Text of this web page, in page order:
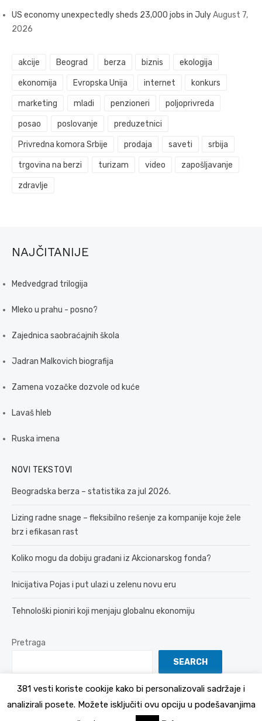
US economy unexpectedly sheds 23,000 jobs in JulyAugust 7,
2026
akcije Beograd berza biznis ekologija
ekonomija Evropska Unija internet konkurs
marketing mladi penzioneri poljoprivreda
posao poslovanje preduzetnici
Privredna komora Srbije prodaja saveti srbija
trgovina na berzi turizam video zapošljavanje
zdravlje
NAJČITANIJE
Medvedgrad trilogija
Mleko u prahu - posno?
Zajednica saobraćajnih škola
Jadran Malkovich biografija
Zamena vozačke dozvole od kuće
Lavaš hleb
Ruska imena
NOVI TEKSTOVI
Beogradska berza – statistika za jul 2026.
Lizing radne snage – fleksibilno rešenje za kompanije koje žele
brz i efikasan rast
Koliko mogu da dobiju građani iz Akcionarskog fonda?
Inicijativa Pojas i put ulazi u zelenu novu eru
Tehnološki pioniri koji menjaju globalnu ekonomiju
Pretraga
SEARCH
Politika Privatnosti
381 vesti koriste cookije kako bi personalizovali sadržaje i
analizirali posete. Možete isključiti ovu opciju u podešavanjima